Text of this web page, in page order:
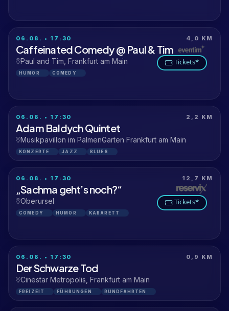
06.08. • 17:30 4,0 KM
Caffeinated Comedy @ Paul & Tim
Paul and Tim, Frankfurt am Main
HUMOR COMEDY
Tickets*
06.08. • 17:30 2,2 KM
Adam Baldych Quintet
Musikpavillon im PalmenGarten Frankfurt am Main
KONZERTE JAZZ BLUES
06.08. • 17:30 12,7 KM
„Sachma geht’s noch?“
Oberursel
COMEDY HUMOR KABARETT
Tickets*
06.08. • 17:30 0,9 KM
Der Schwarze Tod
Cinestar Metropolis, Frankfurt am Main
FREIZEIT FÜHRUNGEN RUNDFAHRTEN